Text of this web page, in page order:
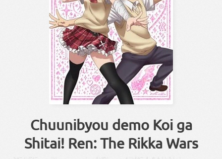
Chuunibyou demo Koi ga
Shitai! Ren: The Rikka Wars